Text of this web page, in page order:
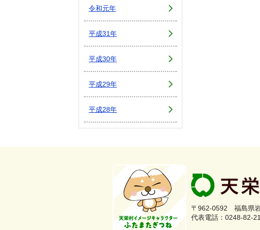
令和元年
平成31年
平成30年
平成29年
平成28年
〒962-0592 福島県
代表電話：0248-82-